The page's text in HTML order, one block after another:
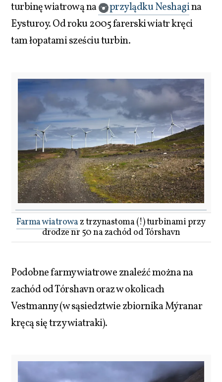
turbinę wiatrową na
przylądku Neshagina
Eysturoy. Od roku 2005 farerski wiatr kręci
tam łopatami sześciu turbin.
Farma wiatrowaz trzynastoma (!) turbinami przy
drodze nr 50 na zachód od Tórshavn
Podobne farmy wiatrowe znaleźć można na
zachód od Tórshavn oraz w okolicach
Vestmanny (w sąsiedztwie zbiornika Mýranar
kręcą się trzy wiatraki).